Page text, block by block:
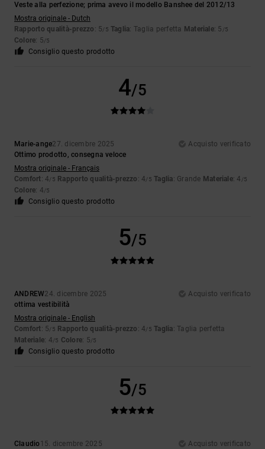
Veste alla perfezione; prima avevo il modello Banshee del 2012/13
Mostra originale - Dutch
Rapporto qualità-prezzo : 5/5 Taglia: Taglia perfetta Materiale: 5 /5
Colore: 5/5
Consiglio questo prodotto
4/5
Marie-ange27. dicembre 2025
Acquisto verificato
Ottimo prodotto, consegna veloce
Mostra originale - Français
Comfort: 4/5 Rapporto qualità-prezzo : 4/5 Taglia: Grande Materiale: 4 /5
Colore: 4/5
Consiglio questo prodotto
5/5
ANDREW24. dicembre 2025
Acquisto verificato
ottima vestibilità
Mostra originale - English
Comfort: 5/5 Rapporto qualità-prezzo : 4/5 Taglia: Taglia perfetta
Materiale: 4/5 Colore: 5/5
Consiglio questo prodotto
5/5
Claudio15. dicembre 2025
Acquisto verificato